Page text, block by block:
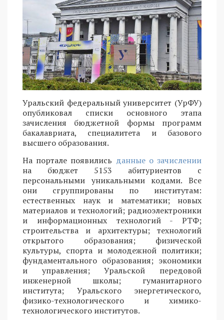
Уральский федеральный университет (УрФУ)
опубликовал списки основного этапа
зачисления бюджетной формы программ
бакалавриата, специалитета и базового
высшего образования.
На портале появились данные о зачислении
на бюджет 5153 абитуриентов с
персональными уникальными кодами. Все
они сгруппированы по институтам:
естественных наук и математики; новых
материалов и технологий; радиоэлектроники
и информационных технологий - РТФ;
строительства и архитектуры; технологий
открытого образования; физической
культуры, спорта и молодежной политики;
фундаментального образования; экономики
и управления; Уральской передовой
инженерной школы; гуманитарного
института; Уральского энергетического,
физико-технологического и химико-
технологического институтов.